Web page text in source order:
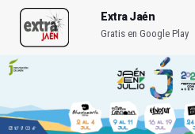
Extra Jaén
Gratis en Google Play